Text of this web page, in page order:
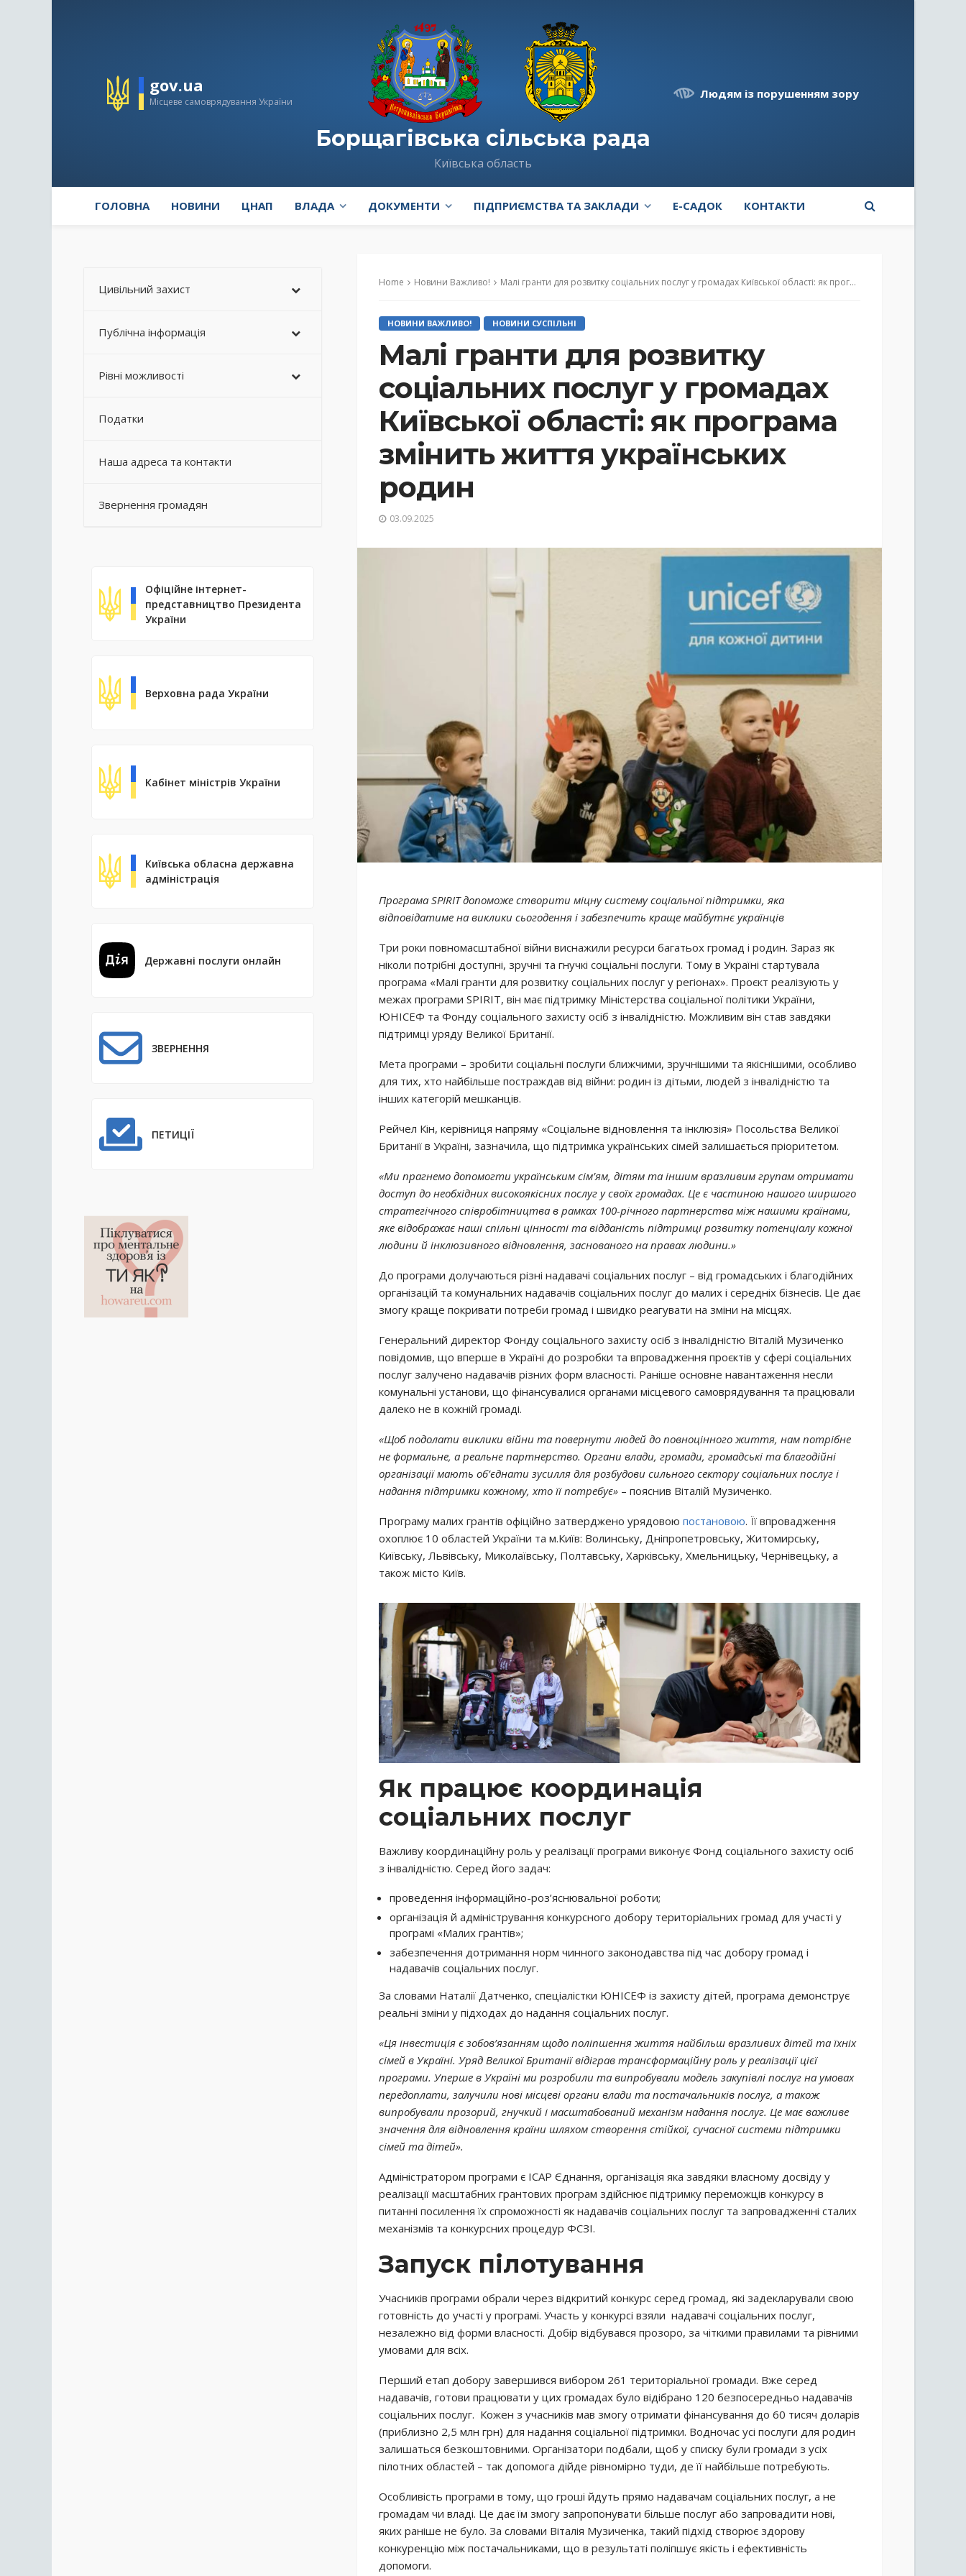
gov.ua
Місцеве самоврядування України
Борщагівська сільська рада
Київська область
Людям із порушенням зору
ГОЛОВНА НОВИНИ ЦНАП ВЛАДА ДОКУМЕНТИ ПІДПРИЄМСТВА ТА ЗАКЛАДИ E-САДОК КОНТАКТИ
Home Новини Важливо! Малі гранти для розвитку соціальних послуг у громадах Київської області: як програма змінить життя українських родин
НОВИНИ ВАЖЛИВО! НОВИНИ СУСПІЛЬНІ
Малі гранти для розвитку
соціальних послуг у громадах
Київської області: як програма
змінить життя українських
родин
03.09.2025
Програма SPIRIT допоможе створити міцну систему соціальної підтримки, яка
відповідатиме на виклики сьогодення і забезпечить краще майбутнє українців
Три роки повномасштабної війни виснажили ресурси багатьох громад і родин. Зараз як
ніколи потрібні доступні, зручні та гнучкі соціальні послуги. Тому в Україні стартувала
програма «Малі гранти для розвитку соціальних послуг у регіонах». Проєкт реалізують у
межах програми SPIRIT, він має підтримку Міністерства соціальної політики України,
ЮНІСЕФ та Фонду соціального захисту осіб з інвалідністю. Можливим він став завдяки
підтримці уряду Великої Британії.
Мета програми – зробити соціальні послуги ближчими, зручнішими та якіснішими, особливо
для тих, хто найбільше постраждав від війни: родин із дітьми, людей з інвалідністю та
інших категорій мешканців.
Рейчел Кін, керівниця напряму «Соціальне відновлення та інклюзія» Посольства Великої
Британії в Україні, зазначила, що підтримка українських сімей залишається пріоритетом.
«Ми прагнемо допомогти українським сім’ям, дітям та іншим вразливим групам отримати
доступ до необхідних високоякісних послуг у своїх громадах. Це є частиною нашого ширшого
стратегічного співробітництва в рамках 100-річного партнерства між нашими країнами,
яке відображає наші спільні цінності та відданість підтримці розвитку потенціалу кожної
людини й інклюзивного відновлення, заснованого на правах людини.»
До програми долучаються різні надавачі соціальних послуг – від громадських і благодійних
організацій та комунальних надавачів соціальних послуг до малих і середніх бізнесів. Це дає
змогу краще покривати потреби громад і швидко реагувати на зміни на місцях.
Генеральний директор Фонду соціального захисту осіб з інвалідністю Віталій Музиченко
повідомив, що вперше в Україні до розробки та впровадження проєктів у сфері соціальних
послуг залучено надавачів різних форм власності. Раніше основне навантаження несли
комунальні установи, що фінансувалися органами місцевого самоврядування та працювали
далеко не в кожній громаді.
«Щоб подолати виклики війни та повернути людей до повноцінного життя, нам потрібне
не формальне, а реальне партнерство. Органи влади, громади, громадські та благодійні
організації мають об’єднати зусилля для розбудови сильного сектору соціальних послуг і
надання підтримки кожному, хто її потребує» – пояснив Віталій Музиченко.
Програму малих грантів офіційно затверджено урядовою постановою. Її впровадження
охоплює 10 областей України та м.Київ: Волинську, Дніпропетровську, Житомирську,
Київську, Львівську, Миколаївську, Полтавську, Харківську, Хмельницьку, Чернівецьку, а
також місто Київ.
Як працює координація
соціальних послуг
Важливу координаційну роль у реалізації програми виконує Фонд соціального захисту осіб
з інвалідністю. Серед його задач:
проведення інформаційно-роз’яснювальної роботи;
організація й адміністрування конкурсного добору територіальних громад для участі у
програмі «Малих грантів»;
забезпечення дотримання норм чинного законодавства під час добору громад і
надавачів соціальних послуг.
За словами Наталії Датченко, спеціалістки ЮНІСЕФ із захисту дітей, програма демонструє
реальні зміни у підходах до надання соціальних послуг.
«Ця інвестиція є зобов’язанням щодо поліпшення життя найбільш вразливих дітей та їхніх
сімей в Україні. Уряд Великої Британії відіграв трансформаційну роль у реалізації цієї
програми. Уперше в Україні ми розробили та випробували модель закупівлі послуг на умовах
передоплати, залучили нові місцеві органи влади та постачальників послуг, а також
випробували прозорий, гнучкий і масштабований механізм надання послуг. Це має важливе
значення для відновлення країни шляхом створення стійкої, сучасної системи підтримки
сімей та дітей».
Адміністратором програми є ІСАР Єднання, організація яка завдяки власному досвіду у
реалізації масштабних грантових програм здійснює підтримку переможців конкурсу в
питанні посилення їх спроможності як надавачів соціальних послуг та запровадженні сталих
механізмів та конкурсних процедур ФСЗІ.
Запуск пілотування
Учасників програми обрали через відкритий конкурс серед громад, які задекларували свою
готовність до участі у програмі. Участь у конкурсі взяли надавачі соціальних послуг,
незалежно від форми власності. Добір відбувався прозоро, за чіткими правилами та рівними
умовами для всіх.
Перший етап добору завершився вибором 261 територіальної громади. Вже серед
надавачів, готови працювати у цих громадах було відібрано 120 безпосередньо надавачів
соціальних послуг. Кожен з учасників мав змогу отримати фінансування до 60 тисяч доларів
(приблизно 2,5 млн грн) для надання соціальної підтримки. Водночас усі послуги для родин
залишаться безкоштовними. Організатори подбали, щоб у списку були громади з усіх
пілотних областей – так допомога дійде рівномірно туди, де її найбільше потребують.
Особливість програми в тому, що гроші йдуть прямо надавачам соціальних послуг, а не
громадам чи владі. Це дає їм змогу запропонувати більше послуг або запровадити нові,
яких раніше не було. За словами Віталія Музиченка, такий підхід створює здорову
конкуренцію між постачальниками, що в результаті поліпшує якість і ефективність
допомоги.
Цивільний захист
Публічна інформація
Рівні можливості
Податки
Наша адреса та контакти
Звернення громадян
Офіційне інтернет-
представництво Президента
України
Верховна рада України
Кабінет міністрів України
Київська обласна державна
адміністрація
Державні послуги онлайн
ЗВЕРНЕННЯ
ПЕТИЦІЇ